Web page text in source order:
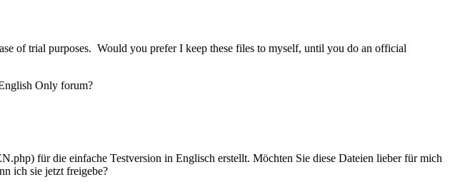
of trial purposes. Would you prefer I keep these files to myself, until you do an official
Only forum?
für die einfache Testversion in Englisch erstellt. Möchten Sie diese Dateien lieber für mich
ich sie jetzt freigebe?